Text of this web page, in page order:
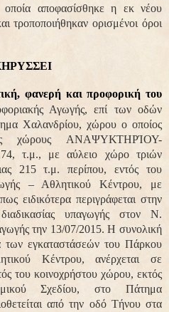
αποφασίσθηκε η εκ νέου
τροποποιήθηκαν ορισμένοι όροι
φανερή και προφορική του
Αγωγής, επί των οδών
Χαλανδρίου, χώρου ο οποίος
χώρους ΑΝΑΨΥΚΤΗΡΊΟΥ-
τ.μ., με αύλειο χώρο τριών
215 τ.μ. περίπου, εντός του
– Αθλητικού Κέντρου, με
ειδικότερα περιγράφεται στην
υπαγωγής στον Ν.
την 13/07/2015. Η συνολική
εγκαταστάσεών του Πάρκου
Κέντρου, ανέρχεται σε
του κοινοχρήστου χώρου, εκτός
Σχεδίου, στο Πάτημα
από την οδό Τήνου στα